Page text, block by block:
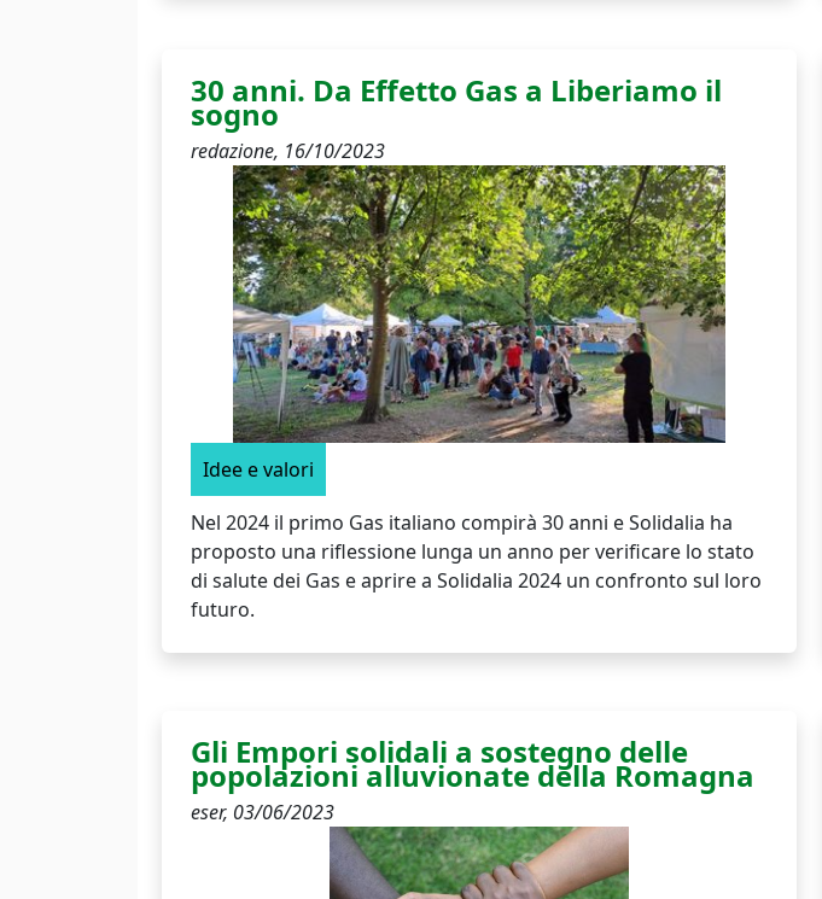
30 anni. Da Effetto Gas a Liberiamo il
sogno
redazione, 16/10/2023
Idee e valori
Nel 2024 il primo Gas italiano compirà 30 anni e Solidalia ha
proposto una riflessione lunga un anno per verificare lo stato
di salute dei Gas e aprire a Solidalia 2024 un confronto sul loro
futuro.
Gli Empori solidali a sostegno delle
popolazioni alluvionate della Romagna
eser, 03/06/2023